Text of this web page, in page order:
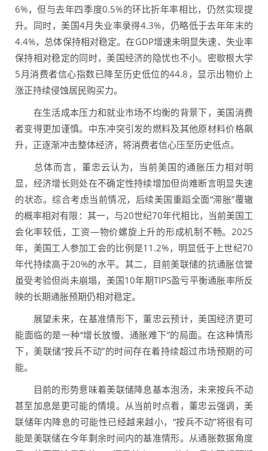
6%，但与去年四季度0.5%的环比折年率相比，仍然实现提
升。同时，美国4月失业率录得4.3%，仍略低于去年年末的
4.4%，总体保持相对稳定。在GDP增速未明显失速、失业率
保持相对稳定的同时，美国经济的隐忧也不小。密歇根大学
5月消费者信心指数已降至历史低位的44.8，显示出物价上
涨正持续侵蚀居民购买力。
在生活成本压力和就业市场不均衡的背景下，美国消费
者变得更加谨慎。中东冲突引发的燃料及其他原材料价格飙
升，正逐渐冲击整体经济，将消费者信心压至历史低点。
总体而言，董忠云认为，当前美国的通胀压力相对明
显，经济增长则处在不确定性持续增加但尚难断言明显失速
的状态。综合考虑当前情况，后续美国重蹈全面“滞胀”覆辙
的概率相对有限：其一，与20世纪70年代相比，当前美国工
会化率较低，工资—物价螺旋上升的形成机制不畅。2025
年，美国工人参加工会的比例是11.2%，明显低于上世纪70
年代持续高于20%的水平。其二，目前美联储的抗通胀信誉
虽受考验但尚未崩塌，美国10年期TIPS盈亏平衡通胀率所反
映的长期通胀预期仍相对稳定。
展望未来，在基准情形下，董忠云预计，美国经济更可
能面临的是一种“增长放慢、通胀难下”的局面。在这种情形
下，美联储“按兵不动”的时间存在着持续超过市场预期的可
能。
目前的形势意味着美联储降息基本泡汤，未来按兵不动
甚至加息是更可能的情境。从当前时点看，董忠云强调，美
联储年内降息的可能性已经越来越小，“按兵不动”将很有可
能是美联储在今年剩余时间内的基准情形。从通胀数据角度